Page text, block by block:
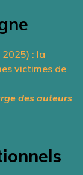
: la
victimes de
des auteurs